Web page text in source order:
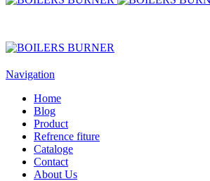
Navigation
Home
Blog
Product
Refrence fiture
Cataloge
Contact
About Us